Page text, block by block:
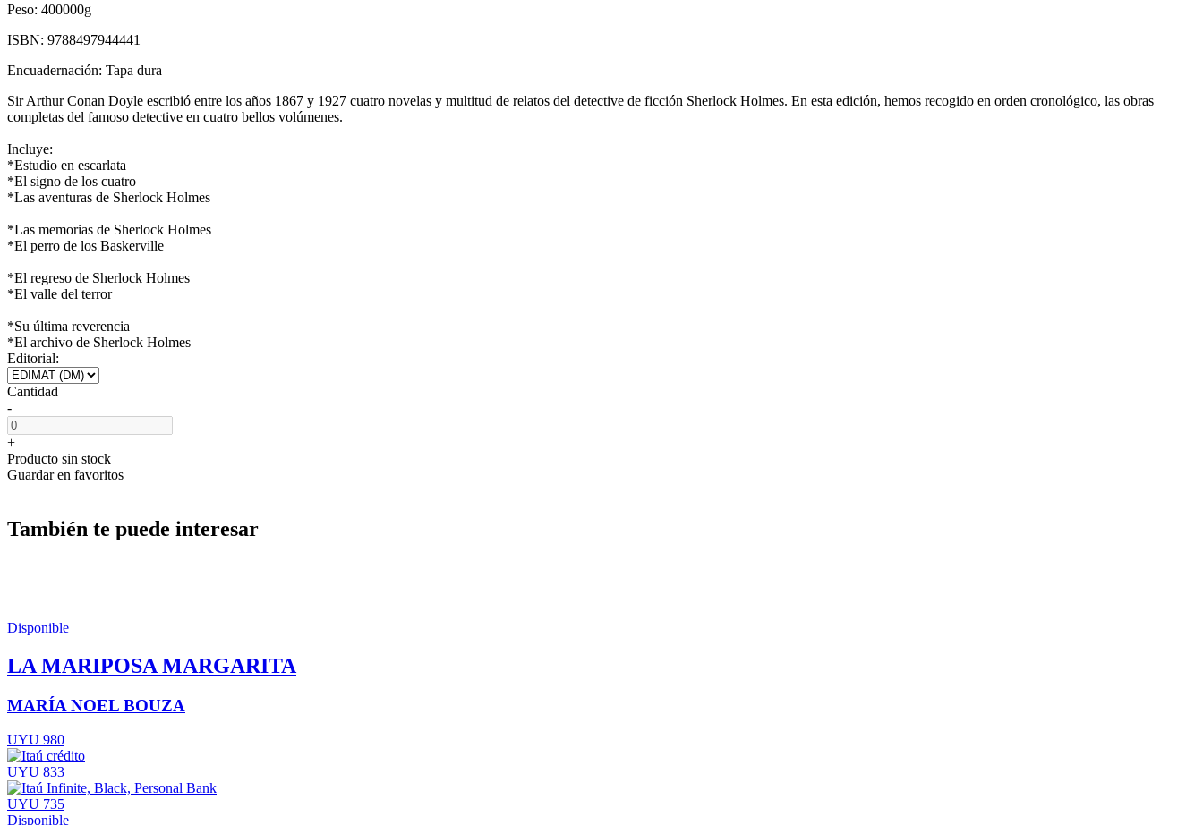
Peso: 400000g
ISBN: 9788497944441
Encuadernación: Tapa dura
Sir Arthur Conan Doyle escribió entre los años 1867 y 1927 cuatro novelas y multitud de relatos del detective de ficción Sherlock Holmes. En esta edición, hemos recogido en orden cronológico, las obras
completas del famoso detective en cuatro bellos volúmenes.
Incluye:
*Estudio en escarlata
*El signo de los cuatro
*Las aventuras de Sherlock Holmes
*Las memorias de Sherlock Holmes
*El perro de los Baskerville
*El regreso de Sherlock Holmes
*El valle del terror
*Su última reverencia
*El archivo de Sherlock Holmes
Editorial:
Cantidad
-
+
Producto sin stock
Guardar en favoritos
También te puede interesar
Disponible
LA MARIPOSA MARGARITA
MARÍA NOEL BOUZA
UYU 980
UYU 833
UYU 735
Disponible